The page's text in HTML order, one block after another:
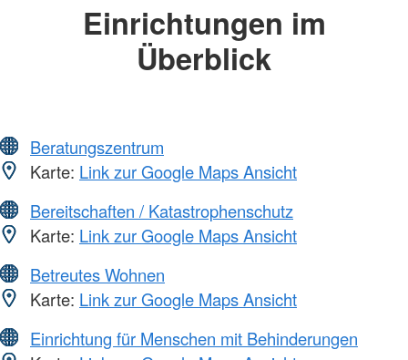
Einrichtungen im
Überblick
Beratungszentrum
Karte: Link zur Google Maps Ansicht
Bereitschaften / Katastrophenschutz
Karte: Link zur Google Maps Ansicht
Betreutes Wohnen
Karte: Link zur Google Maps Ansicht
Einrichtung für Menschen mit Behinderungen